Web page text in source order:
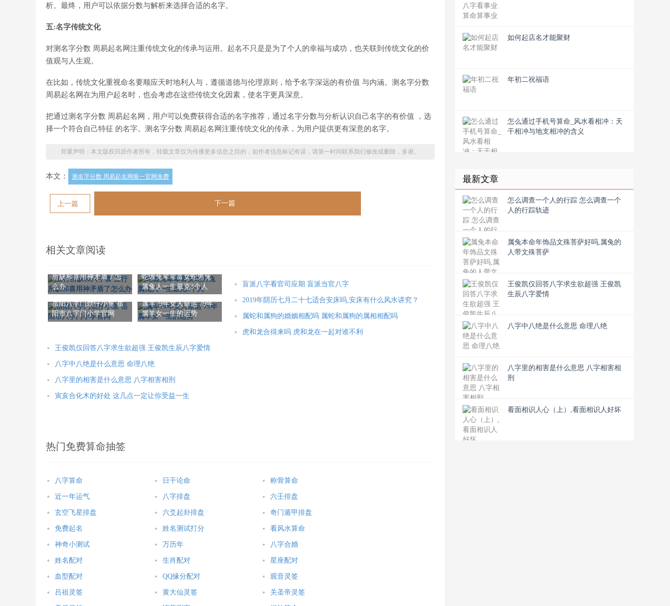
析。最终，用户可以依据分数与解析来选择合适的名字。
五:名字传统文化
对测名字分数 周易起名网注重传统文化的传承与运用。起名不只是是为了个人的幸福与成功，也关联到传统文化的价
值观与人生观。
在比如，传统文化重视命名要顺应天时地利人与，遵循道德与伦理原则，给予名字深远的有价值 与内涵。测名字分数
周易起名网在为用户起名时，也会考虑在这些传统文化因素，使名字更具深意。
把通过测名字分数 周易起名网，用户可以免费获得合适的名字推荐，通过名字分数与分析认识自己名字的有价值 ，选
择一个符合自己特征 的名字。测名字分数 周易起名网注重传统文化的传承，为用户提供更有深意的名字。
郑重声明：本文版权归原作者所有，转载文章仅为传播更多信息之目的，如作者信息标记有误，请第一时间联系我们修改或删除，多谢。
本文： 测名字分数 周易起名网唯一官网免费
上一篇 下一篇
相关文章阅读
所缺和喜用神矛盾了怎
么办
蛇缠兔辈辈富女蛇男兔
属兔人一生最克3个人
岳阳八字门劲仔小鱼 岳
阳市八字门小学官网
属羊79年女人命运 79年
属羊女一生的运势
盲派八字看官司应期 盲派当官八字
2019年阴历七月二十七适合安床吗,安床有什么风水讲究？
属蛇和属狗的婚姻相配吗 属蛇和属狗的属相相配吗
虎和龙合得来吗 虎和龙在一起对谁不利
王俊凯仅回答八字求生欲超强 王俊凯生辰八字爱情
八字中八绝是什么意思 命理八绝
八字里的相害是什么意思 八字相害相刑
寅亥合化木的好处 这几点一定让你受益一生
热门免费算命抽签
八字算命 日干论命 称骨算命
近一年运气 八字排盘 六壬排盘
玄空飞星排盘 六爻起卦排盘 奇门遁甲排盘
免费起名 姓名测试打分 看风水算命
神奇小测试 万历年 八字合婚
姓名配对 生肖配对 星座配对
血型配对 QQ缘分配对 观音灵签
吕祖灵签 黄大仙灵签 关圣帝灵签
如何起店名才能聚财
年初二祝福语
怎么通过手机号算命_风水看相冲：天
干相冲与地支相冲的含义
最新文章
怎么调查一个人的行踪 怎么调查一个
人的行踪轨迹
属兔本命年饰品文殊菩萨好吗,属兔的
人带文殊菩萨
王俊凯仅回答八字求生欲超强 王俊凯
生辰八字爱情
八字中八绝是什么意思 命理八绝
八字里的相害是什么意思 八字相害相
刑
看面相识人心（上）,看面相识人好坏